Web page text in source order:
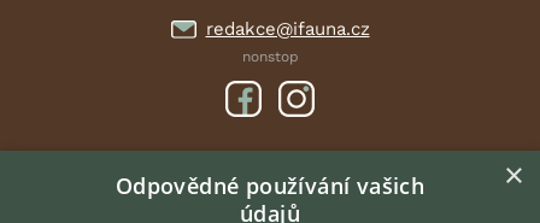
redakce@ifauna.cz
nonstop
DOMOVSKÁ STRÁNKA
INZERCE
×
Odpovědné používání vašich
údajů